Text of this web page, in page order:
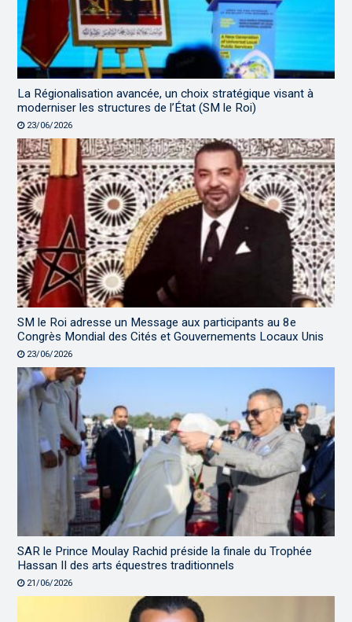
La Régionalisation avancée, un choix stratégique visant à
moderniser les structures de l’État (SM le Roi)
23/06/2026
SM le Roi adresse un Message aux participants au 8e
Congrès Mondial des Cités et Gouvernements Locaux Unis
23/06/2026
SAR le Prince Moulay Rachid préside la finale du Trophée
Hassan II des arts équestres traditionnels
21/06/2026